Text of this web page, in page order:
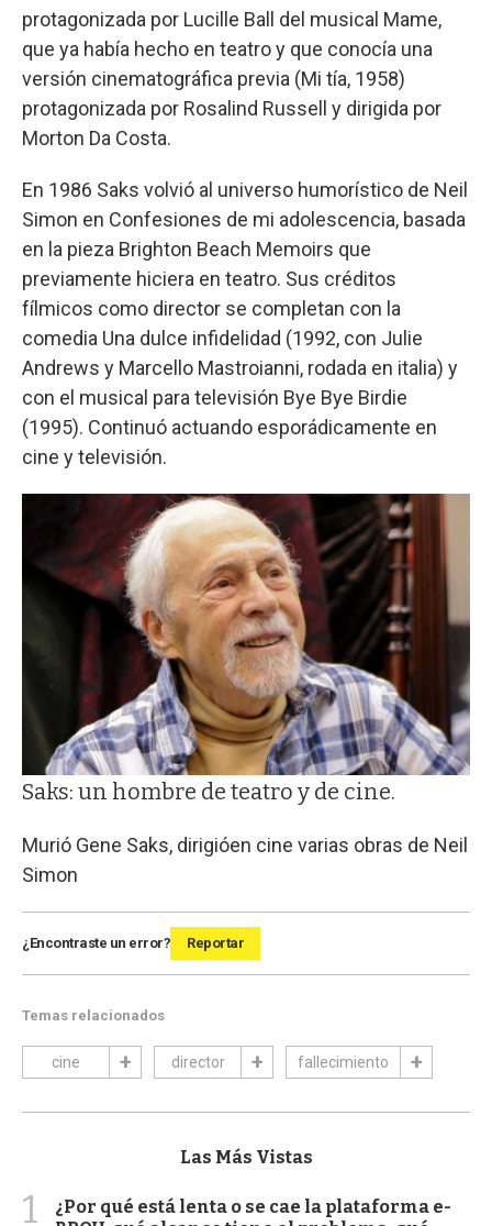
protagonizada por Lucille Ball del musical Mame,
que ya había hecho en teatro y que conocía una
versión cinematográfica previa (Mi tía, 1958)
protagonizada por Rosalind Russell y dirigida por
Morton Da Costa.
En 1986 Saks volvió al universo humorístico de Neil
Simon en Confesiones de mi adolescencia, basada
en la pieza Brighton Beach Memoirs que
previamente hiciera en teatro. Sus créditos
fílmicos como director se completan con la
comedia Una dulce infidelidad (1992, con Julie
Andrews y Marcello Mastroianni, rodada en italia) y
con el musical para televisión Bye Bye Birdie
(1995). Continuó actuando esporádicamente en
cine y televisión.
Saks: un hombre de teatro y de cine.
Murió Gene Saks, dirigióen cine varias obras de Neil
Simon
¿Encontraste un error? Reportar
Temas relacionados
cine director fallecimiento
Las Más Vistas
1
¿Por qué está lenta o se cae la plataforma e-